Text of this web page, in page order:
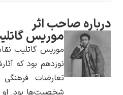
یوهانس فرمیر
پرفروش‌ترین
تابلوها
درباره صاحب اثر
موریس
موریس گاتلیب
نوزدهم بود که
تعارضات
شخصیت‌ها بود. او